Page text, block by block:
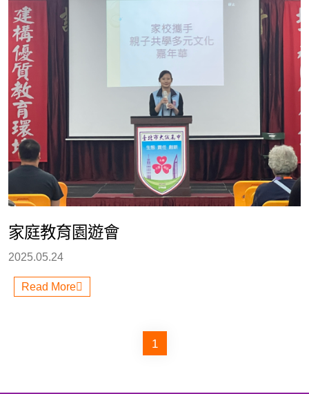
家庭教育園遊會
2025.05.24
Read More
1